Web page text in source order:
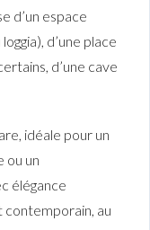
d’un espace
d’une place
d’une cave
idéale pour un
ou un
élégance
au